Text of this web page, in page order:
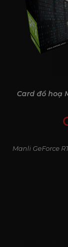
sâu hình ảnh.
hơn nhờ hiệu
Trong khi đó,
sáng giả
Card đồ hoạ
Manli GeForce